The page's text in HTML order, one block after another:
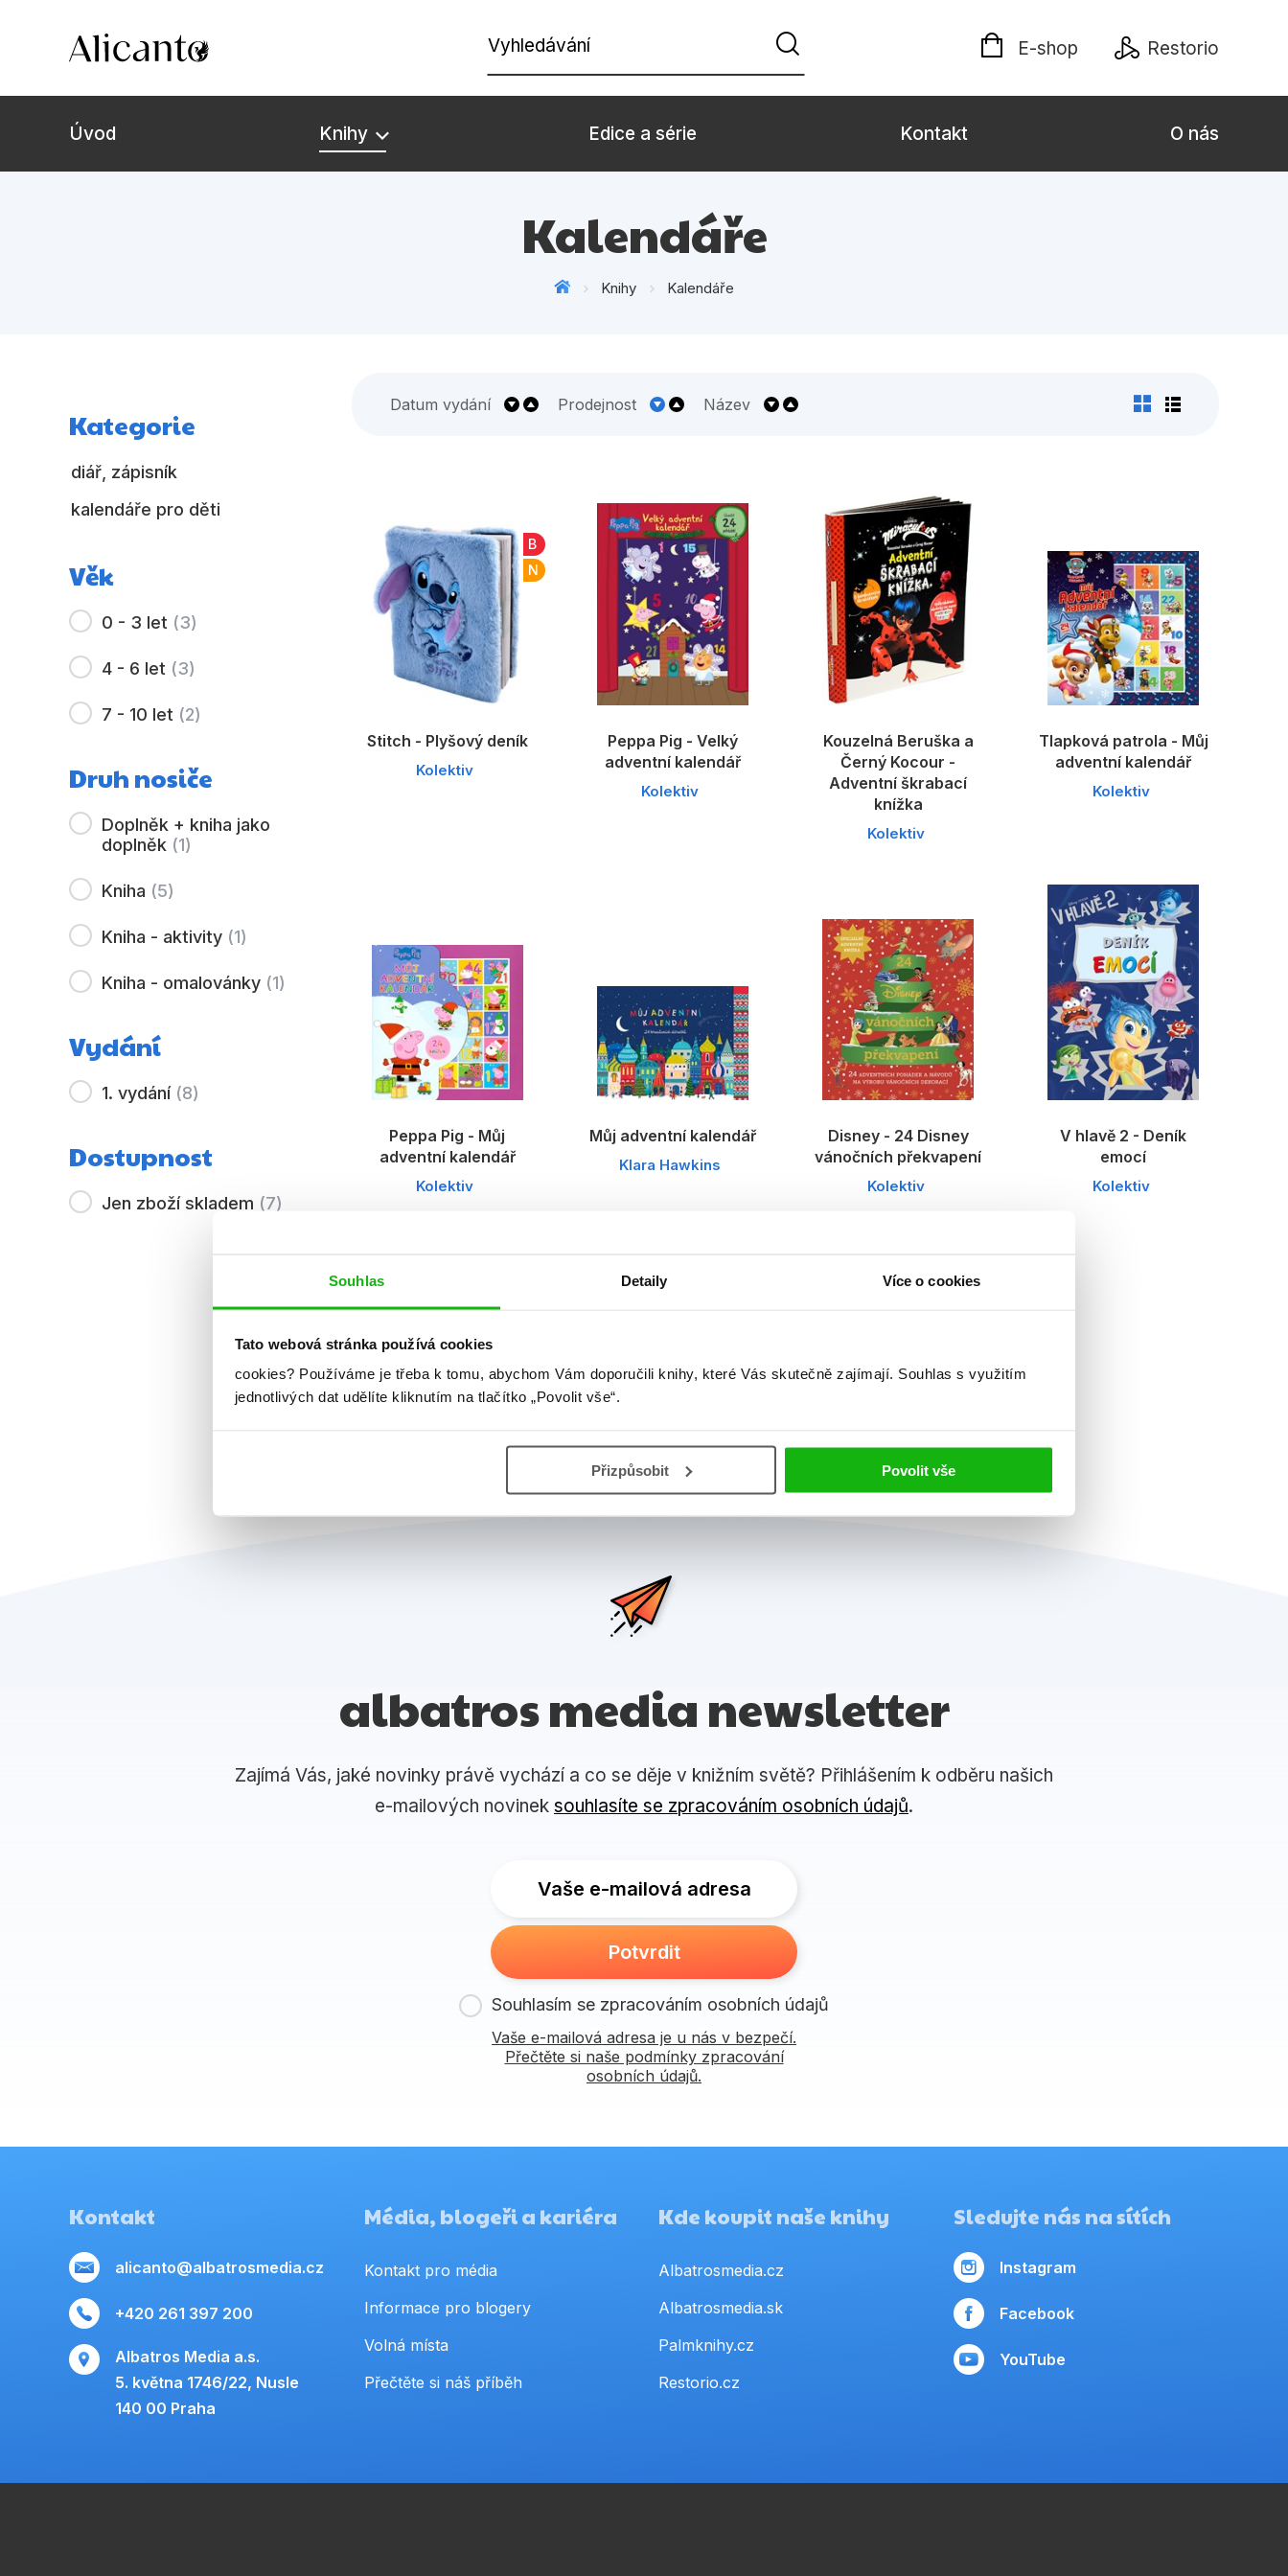
Souhlas Detaily Více o cookies
Tato webová stránka používá cookies
cookies? Používáme je třeba k tomu, abychom Vám doporučili knihy, které Vás skutečně zajímají. Souhlas s využitím
jednotlivých dat udělíte kliknutím na tlačítko „Povolit vše“.
Přizpůsobit Povolit vše
Vyhledávání E-shop Restorio
Úvod Knihy
Dárkové zboží Hobby
Kalendáře
dospělé
Zdraví a životní styl
Všechny kategorie
Edice a série Kontakt O nás
Kalendáře
Knihy Kalendáře
Kategorie
diář, zápisník
kalendáře pro děti
Věk
0 - 3 let (3)
4 - 6 let (3)
7 - 10 let (2)
Druh nosiče
Doplněk + kniha jako
doplněk (1)
Kniha (5)
Kniha - aktivity (1)
Kniha - omalovánky (1)
Vydání
1. vydání (8)
Dostupnost
Jen zboží skladem (7)
Datum vydání Prodejnost Název
B
N
Stitch - Plyšový deník
Kolektiv
Peppa Pig - Velký
adventní kalendář
Kolektiv
Kouzelná Beruška a
Černý Kocour -
Adventní škrabací
knížka
Kolektiv
Tlapková patrola - Můj
adventní kalendář
Kolektiv
Peppa Pig - Můj
adventní kalendář
Kolektiv
Můj adventní kalendář
Klara Hawkins
Disney - 24 Disney
vánočních překvapení
Kolektiv
V hlavě 2 - Deník
emocí
Kolektiv
albatros media newsletter
Zajímá Vás, jaké novinky právě vychází a co se děje v knižním světě? Přihlášením k odběru našich
e-mailových novinek souhlasíte se zpracováním osobních údajů.
Vaše e-mailová adresa
Potvrdit
Souhlasím se zpracováním osobních údajů
Vaše e-mailová adresa je u nás v bezpečí.
Přečtěte si naše podmínky zpracování
osobních údajů.
Kontakt
alicanto@albatrosmedia.cz
+420 261 397 200
Albatros Media a.s.
5. května 1746/22, Nusle
140 00 Praha
Média, blogeři a kariéra
Kontakt pro média
Informace pro blogery
Volná místa
Přečtěte si náš příběh
Kde koupit naše knihy
Albatrosmedia.cz
Albatrosmedia.sk
Palmknihy.cz
Restorio.cz
Sledujte nás na sítích
Instagram
Facebook
YouTube